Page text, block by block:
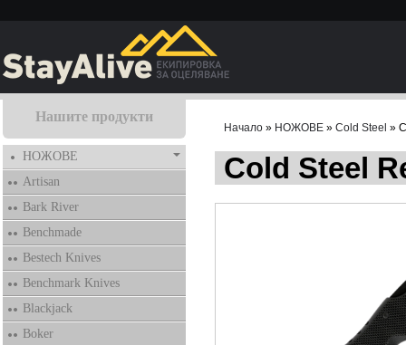
Нашите продукти
НОЖОВЕ
Artisan
Bark River
Benchmade
Bestech Knives
Benchmark Knives
Blackjack
Boker
Начало» НОЖОВЕ» Cold Steel »
Cold Steel